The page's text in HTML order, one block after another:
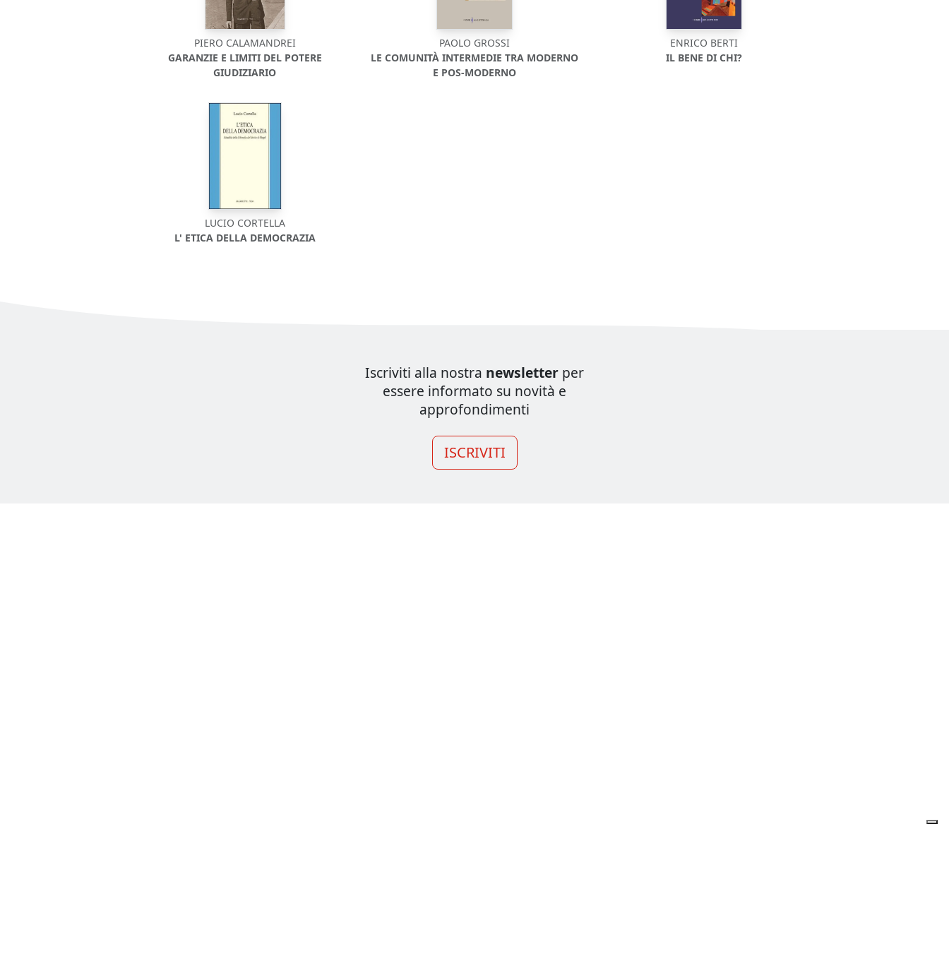
PIERO CALAMANDREI
GARANZIE E LIMITI DEL POTERE
GIUDIZIARIO
PAOLO GROSSI
LE COMUNITÀ INTERMEDIE TRA MODERNO
E POS-MODERNO
ENRICO BERTI
IL BENE DI CHI?
LUCIO CORTELLA
L' ETICA DELLA DEMOCRAZIA
Iscriviti alla nostra newsletter per
essere informato su novità e
approfondimenti
ISCRIVITI